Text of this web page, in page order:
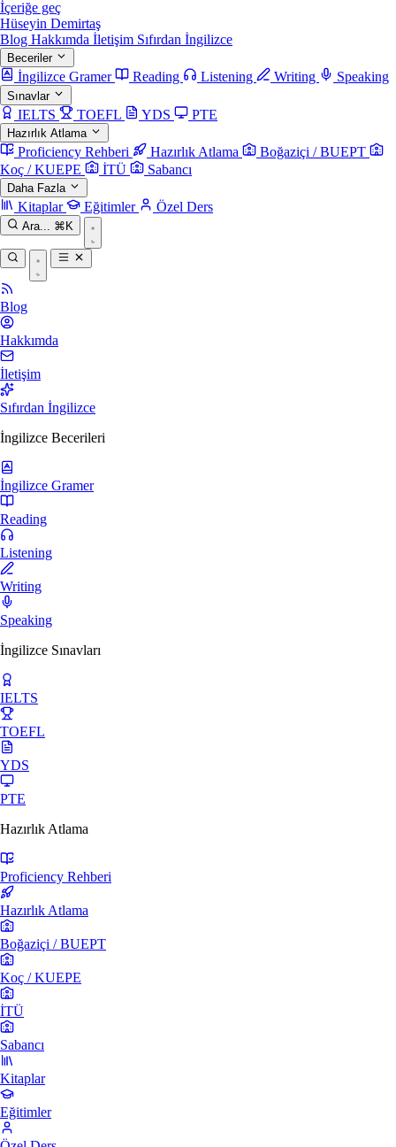
İçeriğe geç
Hüseyin Demirtaş
Blog Hakkımda İletişim Sıfırdan İngilizce
Beceriler
İngilizce Gramer Reading Listening Writing Speaking
Sınavlar
IELTS TOEFL YDS PTE
Hazırlık Atlama
Proficiency Rehberi Hazırlık Atlama
Boğaziçi / BUEPT
Koç / KUEPE
İTÜ Sabancı
Daha Fazla
Kitaplar Eğitimler Özel Ders
Ara... ⌘K
Blog
Hakkımda
İletişim
Sıfırdan İngilizce
İngilizce Becerileri
İngilizce Gramer
Reading
Listening
Writing
Speaking
İngilizce Sınavları
IELTS
TOEFL
YDS
PTE
Hazırlık Atlama
Proficiency Rehberi
Hazırlık Atlama
Boğaziçi / BUEPT
Koç / KUEPE
İTÜ
Sabancı
Kitaplar
Eğitimler